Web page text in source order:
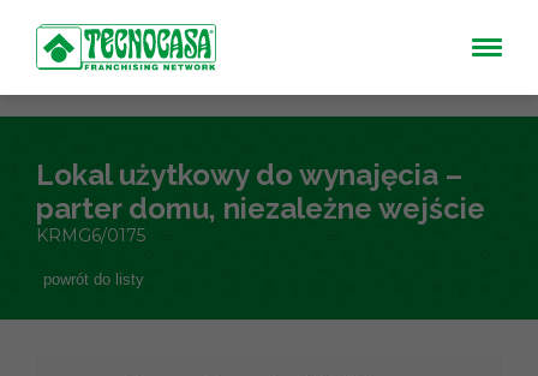
Lokal użytkowy do wynajęcia –
parter domu, niezależne wejście
KRMG6/0175
powrót do listy